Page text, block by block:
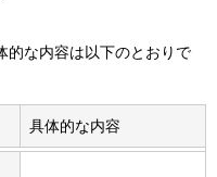
的な内容は以下のとおりで
具体的な内容